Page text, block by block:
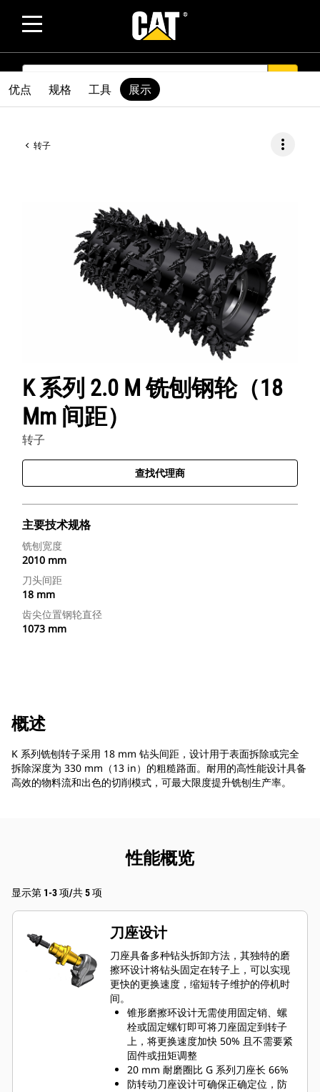
SEARCH
转子 more_vert
K 系列 2.0 M 铣刨钢轮（18
Mm 间距）
转子
查找代理商
主要技术规格
铣刨宽度
2010 mm
刀头间距
18 mm
齿尖位置钢轮直径
1073 mm
优点 规格 工具 展示
概述
K 系列铣刨转子采用 18 mm 钻头间距，设计用于表面拆除或完全
拆除深度为 330 mm（13 in）的粗糙路面。耐用的高性能设计具备
高效的物料流和出色的切削模式，可最大限度提升铣刨生产率。
性能概览
显示第 1-3 项/共 5 项
刀座设计
刀座具备多种钻头拆卸方法，其独特的磨
擦环设计将钻头固定在转子上，可以实现
更快的更换速度，缩短转子维护的停机时
间。
锥形磨擦环设计无需使用固定销、螺
栓或固定螺钉即可将刀座固定到转子
上，将更换速度加快 50% 且不需要紧
固件或扭矩调整
20 mm 耐磨圈比 G 系列刀座长 66%
防转动刀座设计可确保正确定位，防